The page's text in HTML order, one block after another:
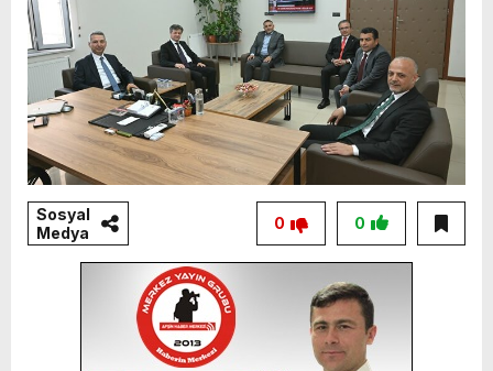
Sosyal
Medya
0
0